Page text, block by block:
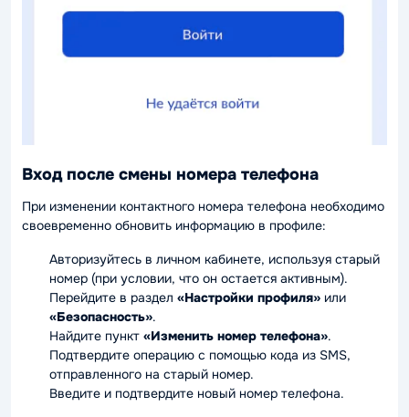
Вход после смены номера телефона
При изменении контактного номера телефона необходимо
своевременно обновить информацию в профиле:
Авторизуйтесь в личном кабинете, используя старый
номер (при условии, что он остается активным).
Перейдите в раздел «Настройки профиля» или
«Безопасность».
Найдите пункт «Изменить номер телефона».
Подтвердите операцию с помощью кода из SMS,
отправленного на старый номер.
Введите и подтвердите новый номер телефона.